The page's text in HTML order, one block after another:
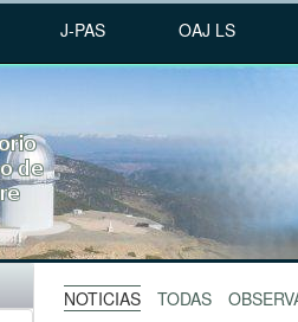
J-PAS OAJ LS
NOTICIAS TODAS